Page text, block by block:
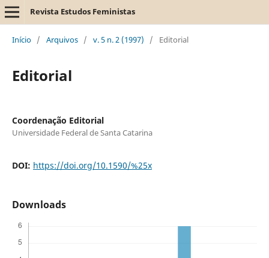
Revista Estudos Feministas
Início / Arquivos / v. 5 n. 2 (1997) / Editorial
Editorial
Coordenação Editorial
Universidade Federal de Santa Catarina
DOI: https://doi.org/10.1590/%25x
Downloads